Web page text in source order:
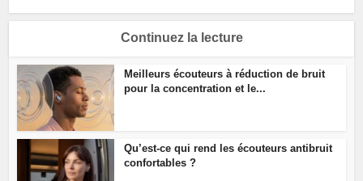
Continuez la lecture
Meilleurs écouteurs à réduction de bruit
pour la concentration et le...
Qu’est-ce qui rend les écouteurs antibruit
confortables ?